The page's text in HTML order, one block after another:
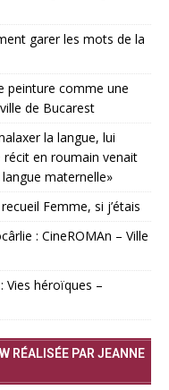
garer les mots de la
peinture comme une
de Bucarest
la langue, lui
en roumain venait
maternelle»
Femme, si j’étais
: CineROMAn – Ville
Vies héroïques –
RÉALISÉE PAR JEANNE